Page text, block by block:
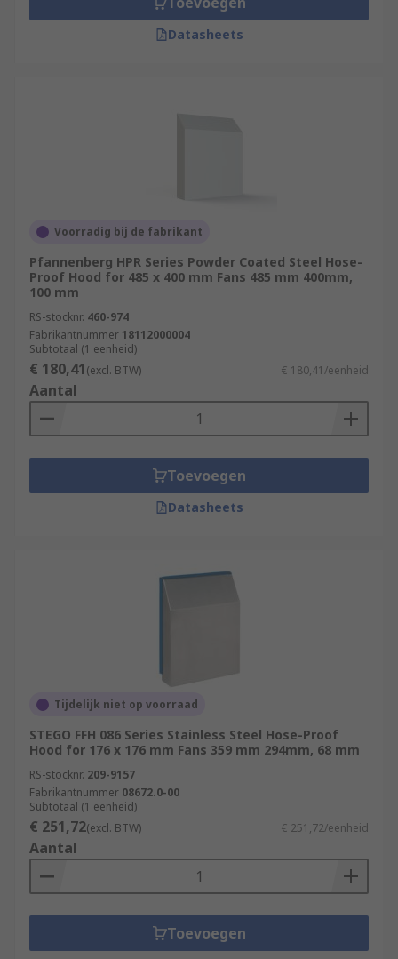
Datasheets
Voorradig bij de fabrikant
Pfannenberg HPR Series Powder Coated Steel Hose-
Proof Hood for 485 x 400 mm Fans 485 mm 400mm,
100 mm
RS-stocknr. 460-974
Fabrikantnummer 18112000004
Subtotaal (1 eenheid)
€ 180,41(excl. BTW) € 180,41/eenheid
Aantal
Toevoegen
Datasheets
Tijdelijk niet op voorraad
STEGO FFH 086 Series Stainless Steel Hose-Proof
Hood for 176 x 176 mm Fans 359 mm 294mm, 68 mm
RS-stocknr. 209-9157
Fabrikantnummer 08672.0-00
Subtotaal (1 eenheid)
€ 251,72(excl. BTW) € 251,72/eenheid
Aantal
Toevoegen